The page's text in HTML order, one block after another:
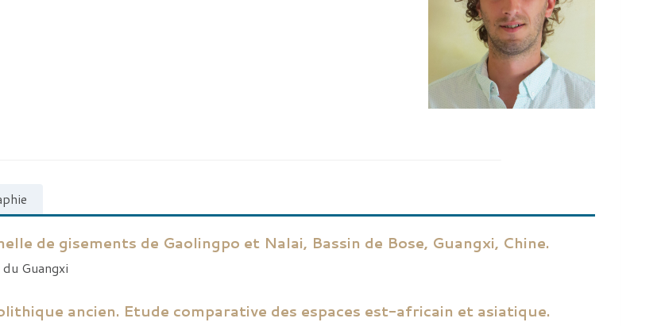
de gisements de Gaolingpo et Nalai, Bassin de Bose, Guangxi, Chine.
Guangxi
ancien. Etude comparative des espaces est-africain et asiatique.